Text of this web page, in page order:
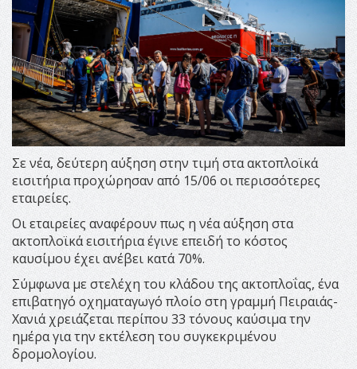
Σε νέα, δεύτερη αύξηση στην τιμή στα ακτοπλοϊκά
εισιτήρια προχώρησαν από 15/06 οι περισσότερες
εταιρείες.
Οι εταιρείες αναφέρουν πως η νέα αύξηση στα
ακτοπλοϊκά εισιτήρια έγινε επειδή το κόστος
καυσίμου έχει ανέβει κατά 70%.
Σύμφωνα με στελέχη του κλάδου της ακτοπλοΐας, ένα
επιβατηγό οχηματαγωγό πλοίο στη γραμμή Πειραιάς-
Χανιά χρειάζεται περίπου 33 τόνους καύσιμα την
ημέρα για την εκτέλεση του συγκεκριμένου
δρομολογίου.